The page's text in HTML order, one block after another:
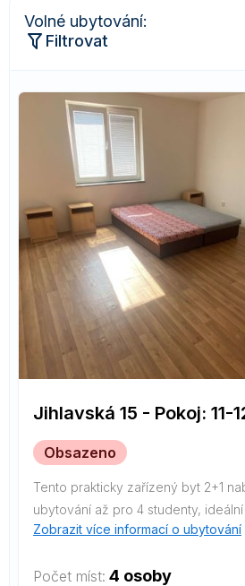
Volné ubytování:
Filtrovat
Jihlavská 15 - Pokoj: 11-
Obsazeno
Tento prakticky zařízený byt 2+1
ubytování až pro 4 studenty, ideální
Zobrazit více informací o ubytování
Počet míst: 4 osoby